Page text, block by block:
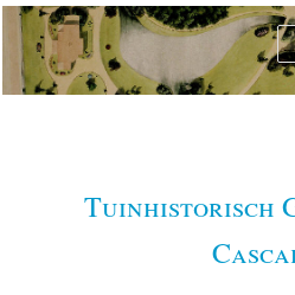
Spring
naar
primaire
Tuinhistorisch